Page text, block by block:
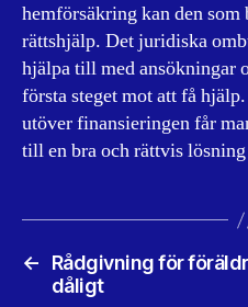
hemförsäkring kan den
rättshjälp. Det juridiska
hjälpa till med ansökningar
första steget mot att få
utöver finansieringen får
till en bra och rättvis
←
Rådgivning för
dåligt